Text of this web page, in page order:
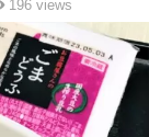
196views